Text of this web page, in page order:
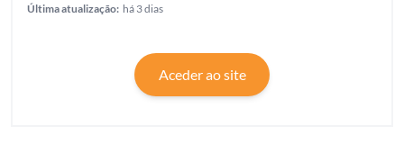
Última atualização: há 3 dias
Aceder ao site